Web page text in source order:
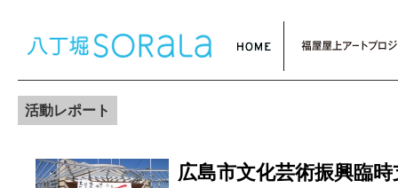
活動レポート
広島市文化芸術振興臨